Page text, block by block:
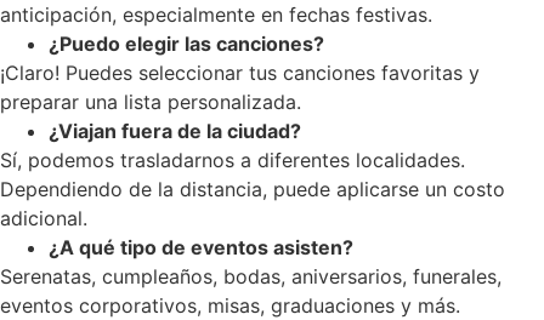
anticipación, especialmente en fechas festivas.
¿Puedo elegir las canciones?
¡Claro! Puedes seleccionar tus canciones favoritas y
preparar una lista personalizada.
¿Viajan fuera de la ciudad?
Sí, podemos trasladarnos a diferentes localidades.
Dependiendo de la distancia, puede aplicarse un costo
adicional.
¿A qué tipo de eventos asisten?
Serenatas, cumpleaños, bodas, aniversarios, funerales,
eventos corporativos, misas, graduaciones y más.